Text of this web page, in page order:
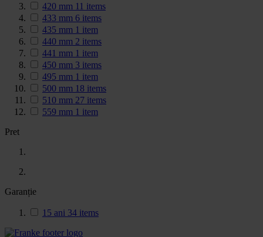
420 mm 11 items
433 mm 6 items
435 mm 1 item
440 mm 2 items
441 mm 1 item
450 mm 3 items
495 mm 1 item
500 mm 18 items
510 mm 27 items
559 mm 1 item
Pret
Garanție
15 ani 34 items